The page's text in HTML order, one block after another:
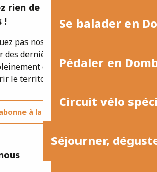
Se balader en
Pédaler en
Circuit vélo
Séjourner,
rien de l'actualité de la
!
pas nos newsletters pour
des dernières informations et
de votre séjour ou
le territoire.
à la newsletter